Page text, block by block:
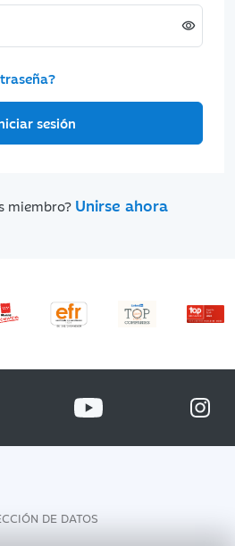
visibility
sesión
miembro? Unirse ahora
DE DATOS